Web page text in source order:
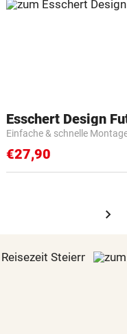
Einfache & schnelle
€27,90
chevron_right